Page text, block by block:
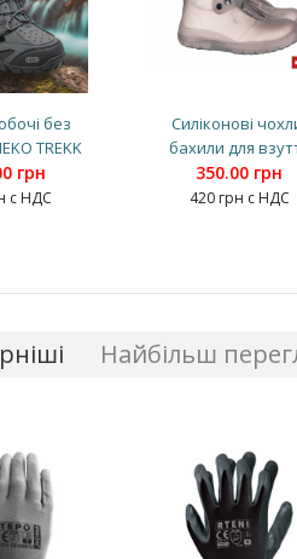
без
TREKK
грн
с НДС
Силіконові
бахили для
350.00 грн
420 грн с НДС
Найбільш